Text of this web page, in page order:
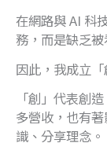
在網路與 AI 科
務，而是缺乏被
因此，我成立
「創」代表創
多營收，也有
識、分享理念。